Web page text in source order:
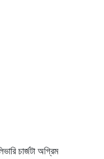
চার্জটা অগ্রিম